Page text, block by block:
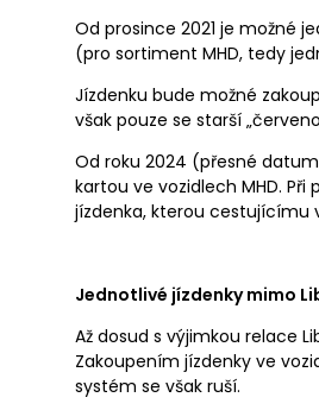
Od prosince 2021 je možné
(pro sortiment MHD, tedy
Jízdenku bude možné
však pouze se starší
Od roku 2024 (přesné
kartou ve vozidlech MHD.
jízdenka, kterou cestujícímu
Jednotlivé jízdenky mimo
Až dosud s výjimkou relace
Zakoupením jízdenky ve
systém se však ruší.